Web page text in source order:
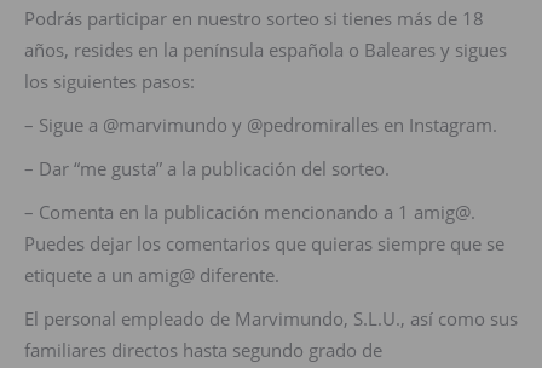
Podrás participar en nuestro sorteo si tienes más de 18
años, resides en la península española o Baleares y sigues
los siguientes pasos:
– Sigue a @marvimundo y @pedromiralles en Instagram.
– Dar “me gusta” a la publicación del sorteo.
– Comenta en la publicación mencionando a 1 amig@.
Puedes dejar los comentarios que quieras siempre que se
etiquete a un amig@ diferente.
El personal empleado de Marvimundo, S.L.U., así como sus
familiares directos hasta segundo grado de